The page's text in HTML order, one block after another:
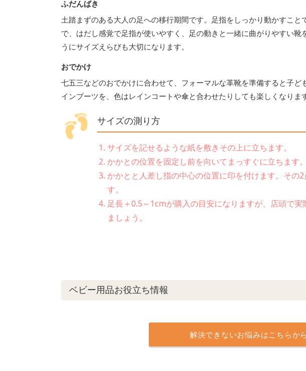
ふだんばき
土踏まずのある大人の足への移行期間です。足指をしっかり動かすこ
で、はだし感覚で足指が使いやすく、足の動きと一緒に曲がりやすい靴
うにサイズえらびも大切になります。
おでかけ
七五三などのおでかけに合わせて、フォーマルな革靴を準備すると子ど
インブーツを、色はレインコートや傘と合わせたりしても楽しくなりま
サイズの測り方
サイズを記せるような紙を敷きその上に立ちます。
かかとの位置を固定し前を向いてまっすぐに立ちます。
かかとと人差し指の中心の位置に印を付けます。その
す。
足長＋0.5～1cmが購入の目安になりますが、店頭で
ましょう。
ベビー用品お役立ち情報
解決できないお悩みはこちらから